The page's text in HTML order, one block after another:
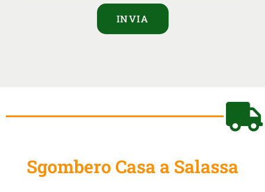
INVIA
Sgombero Casa a Salassa